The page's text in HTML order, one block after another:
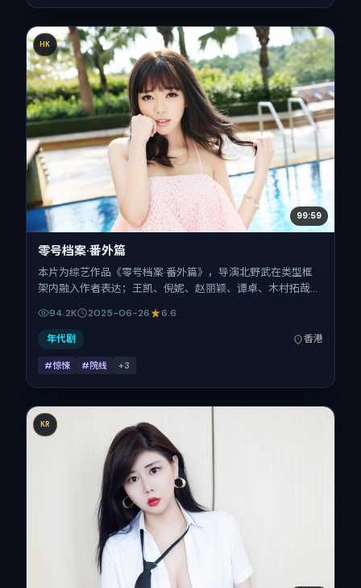
HK
99:59
零号档案·番外篇
本片为综艺作品《零号档案·番外篇》，导演北野武在类型框
架内融入作者表达；王凯、倪妮、赵丽颖、谭卓、木村拓哉、
出品背景为中国香港。上映时间 2025年6月26日（公映登记
日 2025-06-26），全片163分钟，节奏张弛有度。
94.2K 2025-06-26 6.6
年代剧 香港
#惊悚 #院线 +3
KR